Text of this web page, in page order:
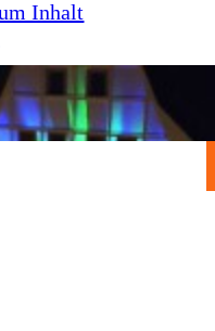
Inhalt